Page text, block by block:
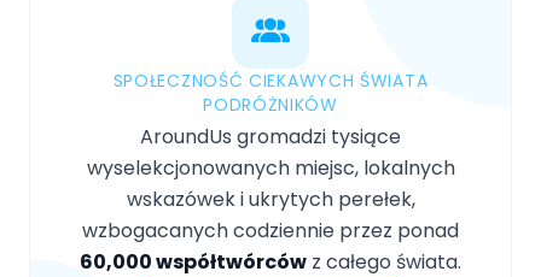
SPOŁECZNOŚĆ CIEKAWYCH ŚWIATA
PODRÓŻNIKÓW
AroundUs gromadzi tysiące
wyselekcjonowanych miejsc, lokalnych
wskazówek i ukrytych perełek,
wzbogacanych codziennie przez ponad
60,000 współtwórców z całego świata.